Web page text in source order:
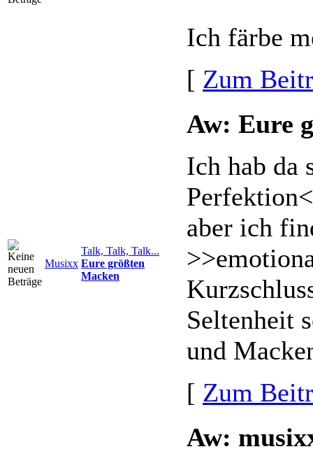
Ich färbe
[ Zum
Musixx
Talk, Talk, Talk...
Eure größten
Macken
Aw: Eure
Ich hab da
aber ich
Seltenheit
und
[ Zum
Aw: